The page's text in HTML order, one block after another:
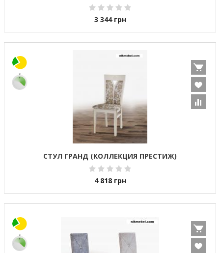
3 344 грн
СТУЛ ГРАНД (КОЛЛЕКЦИЯ ПРЕСТИЖ)
4 818 грн